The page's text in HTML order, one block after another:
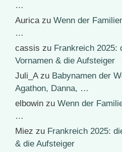
…
Auricazu Wenn der
…
cassis zu Frankreich 2025:
Vornamen & die Aufsteiger
Juli_Azu Babynamen der
Agathon, Danna, …
elbowin zu Wenn der
…
Miez zu Frankreich 2025:
& die Aufsteiger